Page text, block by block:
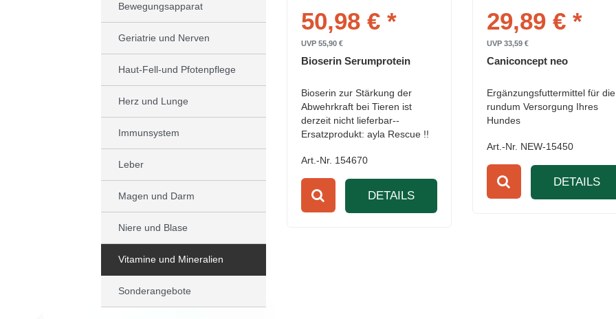
Bewegungsapparat
Geriatrie und Nerven
Haut-Fell-und Pfotenpflege
Herz und Lunge
Immunsystem
Leber
Magen und Darm
Niere und Blase
Vitamine und Mineralien
Sonderangebote
50,98 € *
UVP 55,90 €
Bioserin Serumprotein
Bioserin zur Stärkung der
Abwehrkraft bei Tieren ist
derzeit nicht lieferbar--
Ersatzprodukt: ayla Rescue !!
Art.-Nr. 154670
DETAILS
29,89 € *
UVP 33,59 €
Caniconcept neo
Ergänzungsfuttermittel für die
rundum Versorgung Ihres
Hundes
Art.-Nr. NEW-15450
DETAILS